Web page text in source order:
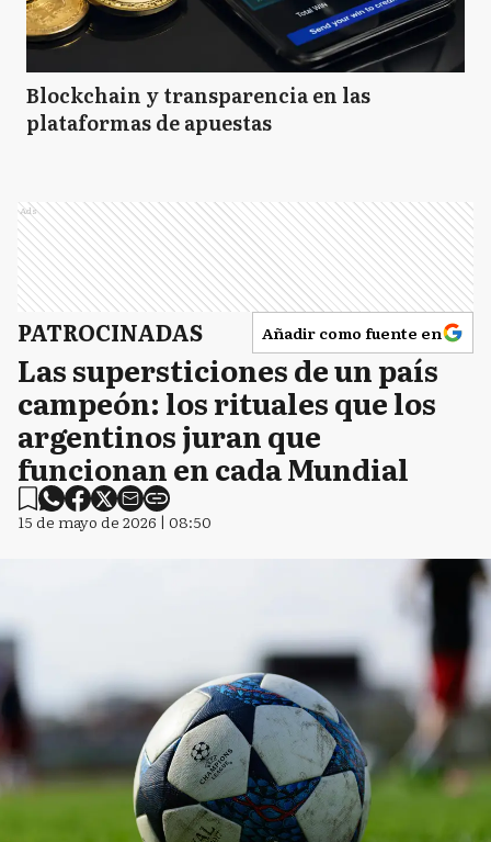
Blockchain y transparencia en las
plataformas de apuestas
Ads
PATROCINADAS Añadir como fuente en
Las supersticiones de un país
campeón: los rituales que los
argentinos juran que
funcionan en cada Mundial
15 de mayo de 2026 | 08:50